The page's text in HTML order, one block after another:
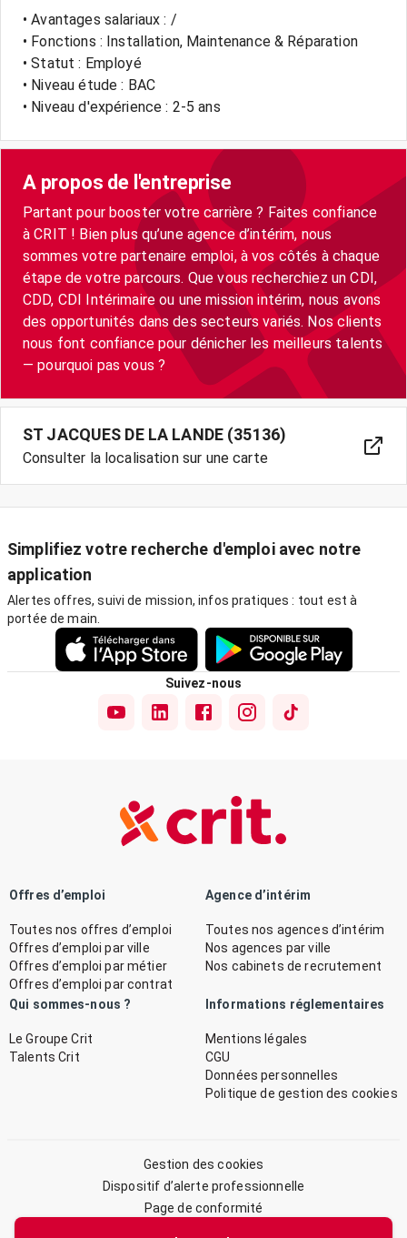
• Avantages salariaux : /
• Fonctions : Installation, Maintenance & Réparation
• Statut : Employé
• Niveau étude : BAC
• Niveau d'expérience : 2-5 ans
A propos de l'entreprise
Partant pour booster votre carrière ? Faites confiance
à CRIT ! Bien plus qu’une agence d’intérim, nous
sommes votre partenaire emploi, à vos côtés à chaque
étape de votre parcours. Que vous recherchiez un CDI,
CDD, CDI Intérimaire ou une mission intérim, nous avons
des opportunités dans des secteurs variés. Nos clients
nous font confiance pour dénicher les meilleurs talents
— pourquoi pas vous ?
ST JACQUES DE LA LANDE (35136)
Consulter la localisation sur une carte
Simplifiez votre recherche d'emploi avec notre
application
Alertes offres, suivi de mission, infos pratiques : tout est à
portée de main.
Suivez-nous
Offres d’emploi
Toutes nos offres d’emploi
Offres d’emploi par ville
Offres d’emploi par métier
Offres d’emploi par contrat
Agence d’intérim
Toutes nos agences d’intérim
Nos agences par ville
Nos cabinets de recrutement
Qui sommes-nous ?
Le Groupe Crit
Talents Crit
Informations réglementaires
Mentions légales
CGU
Données personnelles
Politique de gestion des cookies
Gestion des cookies
Dispositif d’alerte professionnelle
Page de conformité